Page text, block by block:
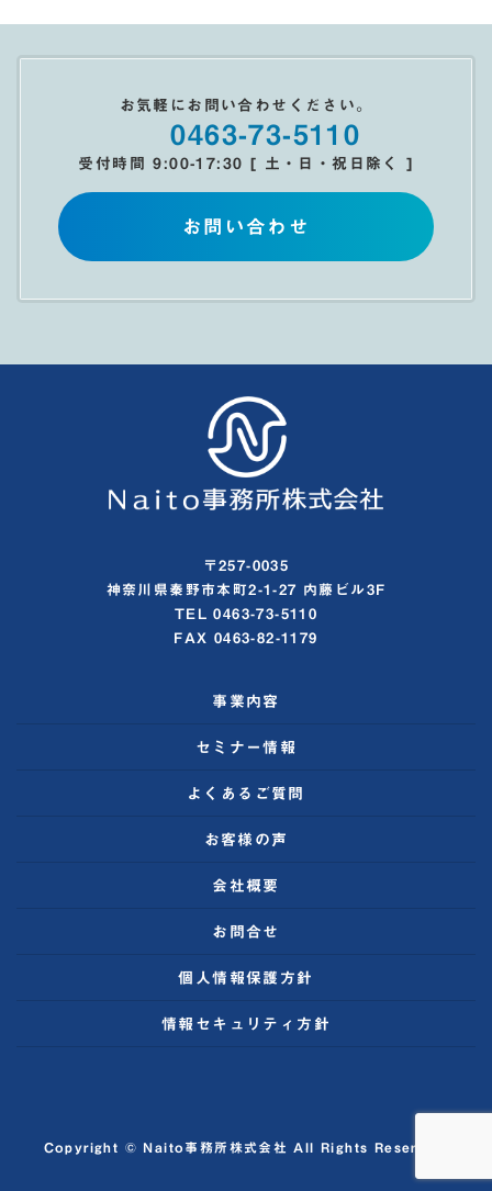
お気軽にお問い合わせください。
0463-73-5110
受付時間 9:00-17:30 [ 土・日・祝日除く ]
お問い合わせ
〒257-0035
神奈川県秦野市本町2-1-27 内藤ビル3F
TEL 0463-73-5110
FAX 0463-82-1179
事業内容
セミナー情報
よくあるご質問
お客様の声
会社概要
お問合せ
個人情報保護方針
情報セキュリティ方針
Copyright © Naito事務所株式会社 All Rights Reserved.